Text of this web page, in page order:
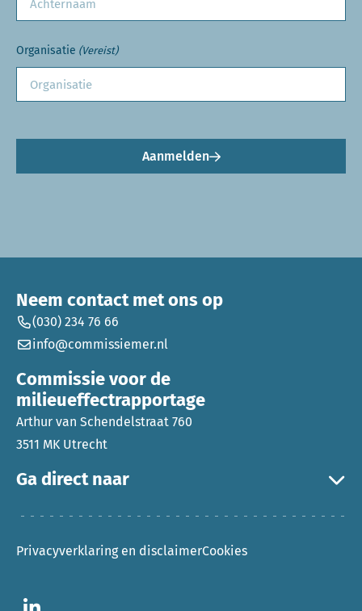
Organisatie (Vereist)
Aanmelden
Ga direct naar
Neem contact met ons op
(030) 234 76 66
info@commissiemer.nl
Commissie voor de
milieueffectrapportage
Arthur van Schendelstraat 760
3511 MK Utrecht
Privacyverklaring en disclaimerCookies